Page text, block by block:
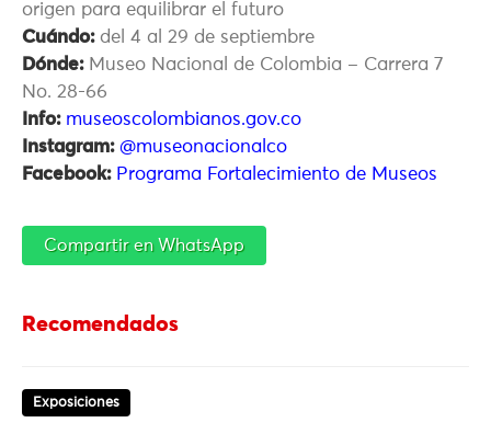
origen para equilibrar el futuro
Cuándo: del 4 al 29 de septiembre
Dónde: Museo Nacional de Colombia – Carrera 7
No. 28-66
Info: museoscolombianos.gov.co
Instagram: @museonacionalco
Facebook: Programa Fortalecimiento de Museos
Compartir en WhatsApp
Recomendados
Exposiciones